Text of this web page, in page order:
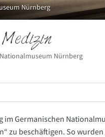
Nürnberg
Nürnberg
im Germanischen
zu beschäftigen. So